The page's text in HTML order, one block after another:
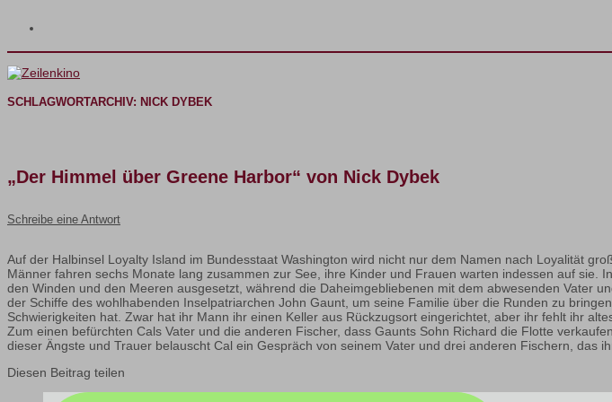
SCHLAGWORTARCHIV: NICK DYBEK
„Der Himmel über Greene Harbor“ von Nick Dybek
Schreibe eine Antwort
Auf der Halbinsel Loyalty Island im Bundesstaat Washington wird nicht nur dem Namen nach Loyalität
Männer fahren sechs Monate lang zusammen zur See, ihre Kinder und Frauen warten indessen auf sie.
den Winden und den Meeren ausgesetzt, während die Daheimgebliebenen mit dem abwesenden Vater
der Schiffe des wohlhabenden Inselpatriarchen John Gaunt, um seine Familie über die Runden zu
Schwierigkeiten hat. Zwar hat ihr Mann ihr einen Keller aus Rückzugsort eingerichtet, aber ihr fehlt ihr
Zum einen befürchten Cals Vater und die anderen Fischer, dass Gaunts Sohn Richard die Flotte
dieser Ängste und Trauer belauscht Cal ein Gespräch von seinem Vater und drei anderen Fischern, das
Diesen Beitrag teilen